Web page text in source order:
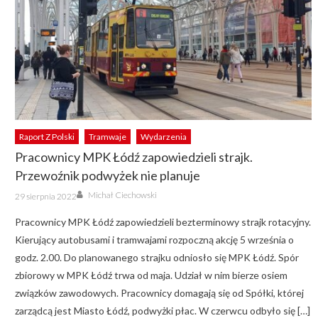
Raport Z Polski Tramwaje Wydarzenia
Pracownicy MPK Łódź zapowiedzieli strajk.
Przewoźnik podwyżek nie planuje
Posted
on
29 sierpnia 2022 Author
Michał Ciechowski
Pracownicy MPK Łódź zapowiedzieli bezterminowy strajk rotacyjny.
Kierujący autobusami i tramwajami rozpoczną akcję 5 września o
godz. 2.00. Do planowanego strajku odniosło się MPK Łódź. Spór
zbiorowy w MPK Łódź trwa od maja. Udział w nim bierze osiem
związków zawodowych. Pracownicy domagają się od Spółki, której
zarządcą jest Miasto Łódź, podwyżki płac. W czerwcu odbyło się […]